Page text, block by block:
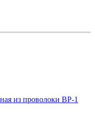
из проволоки ВР-1